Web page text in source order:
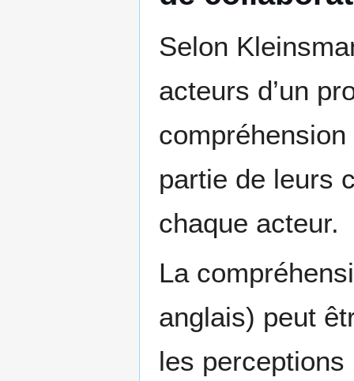
Selon
acteurs d’un
partie de leurs
chaque acteur.
La
anglais) peut
les